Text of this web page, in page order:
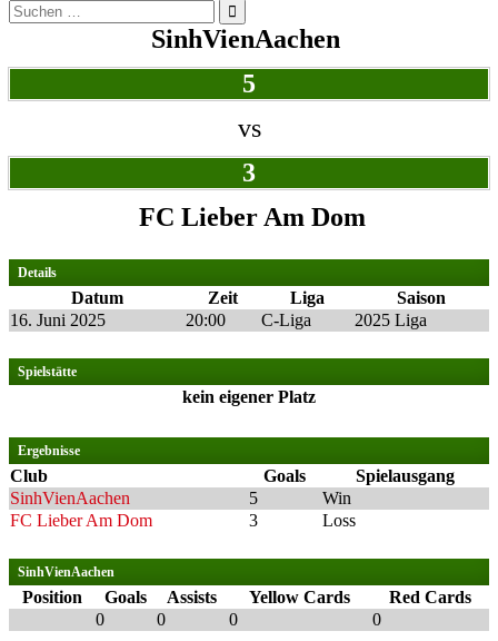
Suchen
nach:
SinhVienAachen
5
vs
3
FC Lieber Am Dom
Details
Datum Zeit Liga
Saison
16. Juni 2025
20:00 C-Liga 2025 Liga
Spielstätte
kein eigener Platz
Ergebnisse
Club Goals
Spielausgang
SinhVienAachen
5
Win
FC Lieber Am Dom
3 Loss
SinhVienAachen
Position Goals Assists Yellow Cards
Red Cards
0
0 0 0